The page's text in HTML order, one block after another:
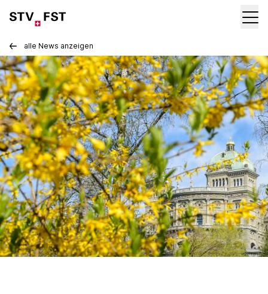
alle News anzeigen